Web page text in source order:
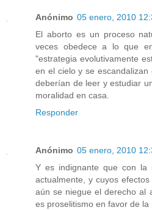
Anónimo 05 enero, 2010
El aborto es un proceso
veces obedece a lo que
"estrategia evolutivamente
en el cielo y se
deberían de leer y estudiar
moralidad en casa.
Responder
Anónimo 05 enero, 2010
Y es indignante que con la
actualmente, y cuyos
aún se niegue el derecho al
es proselitismo en favor de